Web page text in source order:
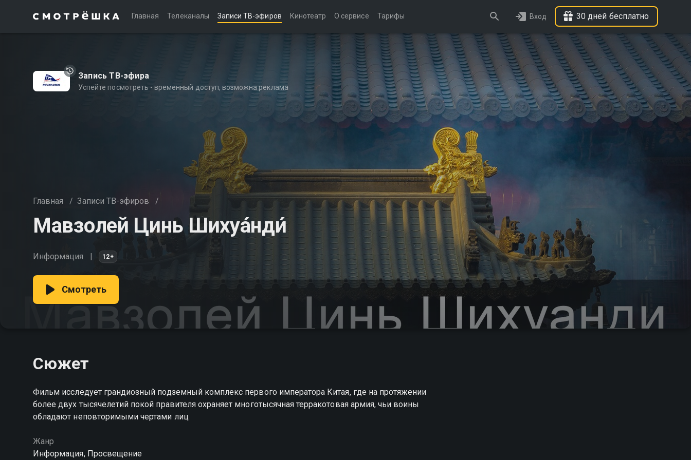
Главная Телеканалы Записи ТВ-эфиров Кинотеатр О сервисе Тарифы Вход 30 дней бесплатно
Запись ТВ-эфира
Успейте посмотреть - временный доступ, возможна реклама
Главная / Записи ТВ-эфиров /
Мавзолей Цинь Шихуа́нди́
Информация 12+
Смотреть
Сюжет
Фильм исследует грандиозный подземный комплекс первого императора Китая, где на протяжении
более двух тысячелетий покой правителя охраняет многотысячная терракотовая армия, чьи воины
обладают неповторимыми чертами лиц
Жанр
Информация, Просвещение